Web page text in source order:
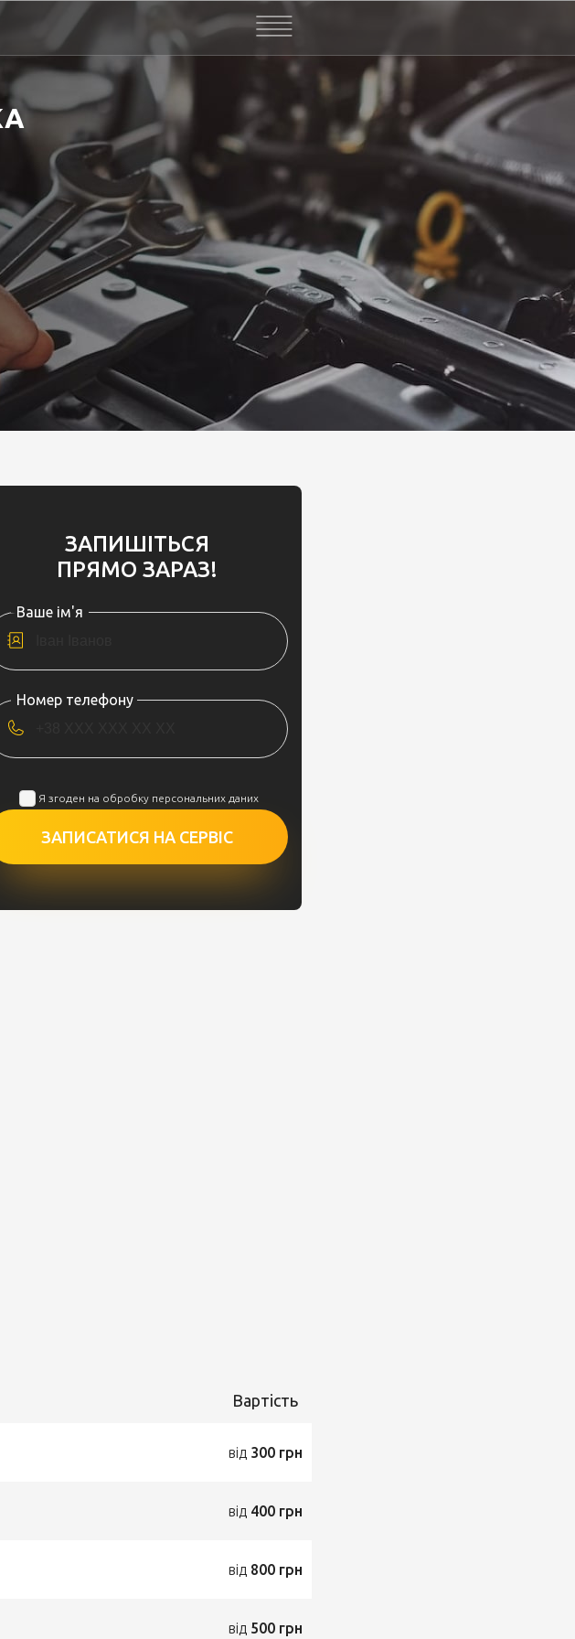
ЗАПИШІТЬСЯ
ПРЯМО ЗАРАЗ!
Ваше ім'я
Номер телефону
Я згоден на обробку персональних даних
ЗАПИСАТИСЯ НА СЕРВІС
Вартість
від 300 грн
від 400 грн
від 800 грн
від 500 грн